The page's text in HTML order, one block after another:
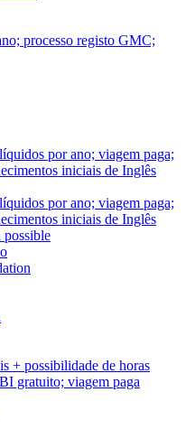
processo registo GMC;
por ano; viagem paga;
iniciais de Inglês
por ano; viagem paga;
iniciais de Inglês
+ possibilidade de horas
gratuito; viagem paga